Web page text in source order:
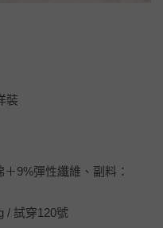
裝
9%彈性纖維、副料：
/ 試穿120號